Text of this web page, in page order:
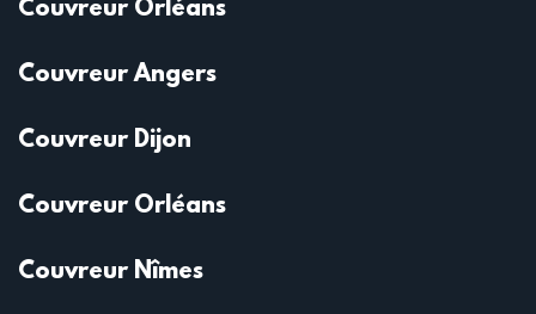
Couvreur Orléans
Couvreur Angers
Couvreur Dijon
Couvreur Orléans
Couvreur Nîmes